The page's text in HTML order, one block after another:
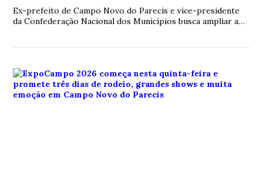
Ex-prefeito de Campo Novo do Parecis e vice-presidente
da Confederação Nacional dos Municípios busca ampliar a